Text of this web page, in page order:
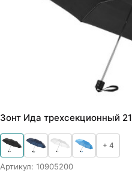
Зонт Ида трехсекционный 21
+ 4
Артикул: 10905200